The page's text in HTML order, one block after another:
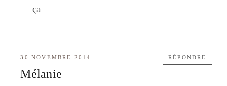
ça
30 NOVEMBRE 2014
Mélanie
RÉPONDRE